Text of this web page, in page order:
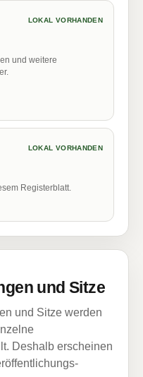
LOKAL VORHANDEN
und weitere
LOKAL VORHANDEN
Registerblatt.
und Sitze
und Sitze werden
Deshalb erscheinen